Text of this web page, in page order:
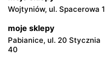
Wojtyniów, ul. Spacerowa 1
moje sklepy
Pabianice, ul. 20 Stycznia
40